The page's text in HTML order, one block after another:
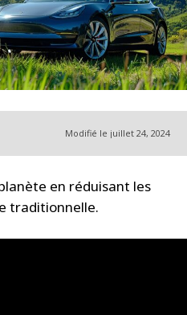
Modifié le juillet 24, 2024
en réduisant les
traditionnelle.